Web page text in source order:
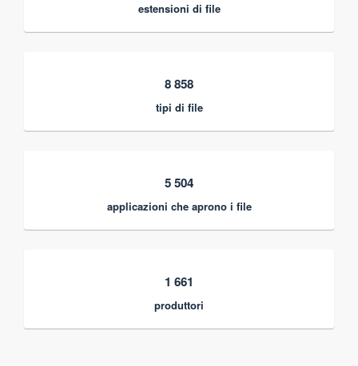
estensioni di file
8 858
tipi di file
5 504
applicazioni che aprono i file
1 661
produttori